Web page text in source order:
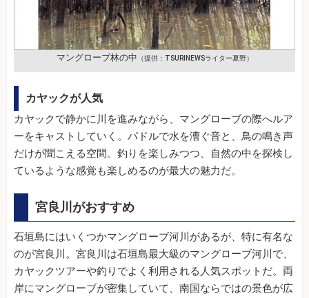
マングローブ林の中 （提供：TSURINEWSライター夏野）
カヤックが人気
カヤックで静かに川を進みながら、マングローブの際へルア
ーをキャストしていく。パドルで水を漕ぐ音と、鳥の鳴き声
だけが聞こえる空間。釣りを楽しみつつ、自然の中を探検し
ているような感覚も楽しめるのが最大の魅力だ。
宮良川がおすすめ
石垣島にはいくつかマングローブ河川があるが、特に有名な
のが宮良川。宮良川は石垣島最大級のマングローブ河川で、
カヤックツアーや釣りでよく利用される人気スポットだ。両
岸にマングローブが密集していて、南国ならではの景色が広